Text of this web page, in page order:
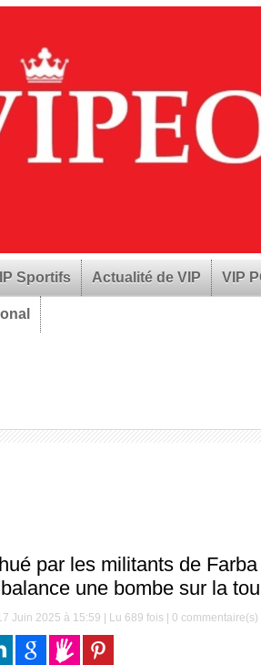
Sportifs Actualité de VIP VIP
par les militants de
une bombe sur la
Juin 2025 à 15:59 | Lu 689 fois | 0 commentaire(s)